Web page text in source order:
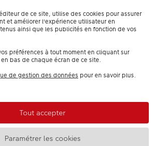
9h à 22h (prix d’un appel local)